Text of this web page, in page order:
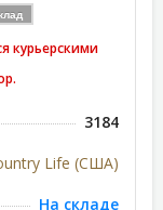
курьерскими
3184
Life (США)
На складе